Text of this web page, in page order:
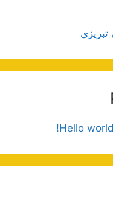
تبریزی
Hello world!